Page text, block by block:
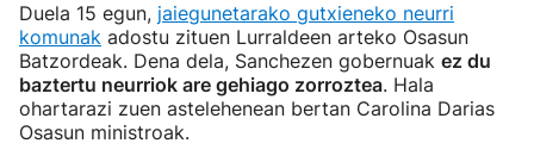
Duela 15 egun, jaiegunetarako gutxieneko neurri
komunak adostu zituen Lurraldeen arteko Osasun
Batzordeak. Dena dela, Sanchezen gobernuak ez du
baztertu neurriok are gehiago zorroztea. Hala
ohartarazi zuen astelehenean bertan Carolina Darias
Osasun ministroak.